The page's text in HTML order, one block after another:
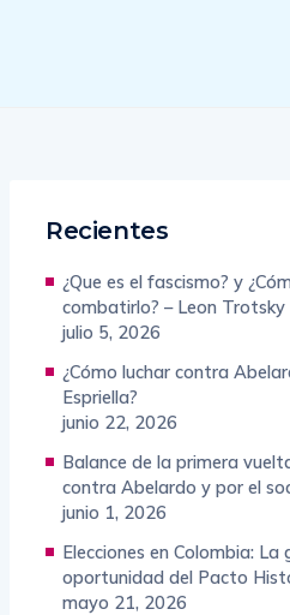
Recientes
¿Que es el fascismo? y
combatirlo? – Leon Trotsky
julio 5, 2026
¿Cómo luchar contra
Espriella?
junio 22, 2026
Balance de la primera
contra Abelardo y por el
junio 1, 2026
Elecciones en Colombia: La
oportunidad del Pacto
mayo 21, 2026